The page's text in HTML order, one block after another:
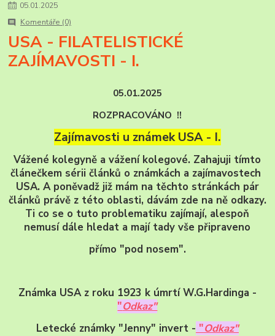
výročí pošt
pamětní razítka
Georg VI
Sri Lanka PL známek
historie
známky ceylonu a Sri Lanky
mezinárodní dny zvířat
05.01.2025
Komentáře (0)
USA - FILATELISTICKÉ
ZAJÍMAVOSTI - I.
05.01.2025
ROZPRACOVÁNO !!
Zajímavosti u známek USA - I.
Vážené kolegyně a vážení kolegové. Zahajuji tímto
článečkem sérii článků o známkách a zajímavostech
USA. A poněvadž již mám na těchto stránkách pár
článků právě z této oblasti, dávám zde na ně odkazy.
Ti co se o tuto problematiku zajímají, alespoň
nemusí dále hledat a mají tady vše připraveno
přímo "pod nosem".
Známka USA z roku 1923 k úmrtí W.G.Hardinga -
"Odkaz"
Letecké známky "Jenny" invert - "Odkaz"